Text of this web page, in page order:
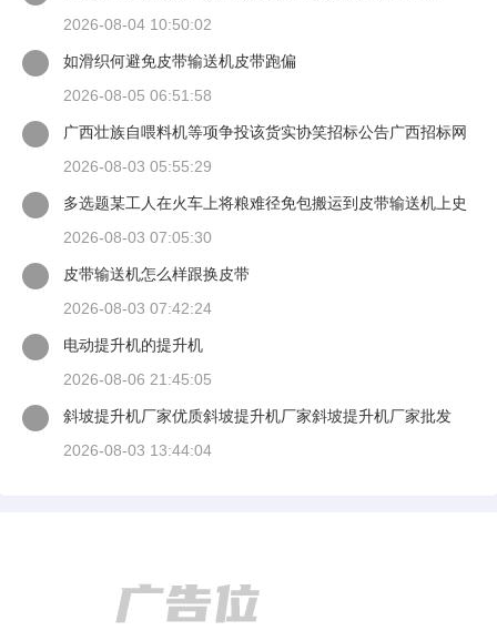
2026-08-04 10:50:02
如滑织何避免皮带输送机皮带跑偏
2026-08-05 06:51:58
广西壮族自喂料机等项争投该货实协笑招标公告广西招标网
2026-08-03 05:55:29
多选题某工人在火车上将粮难径免包搬运到皮带输送机上史
2026-08-03 07:05:30
皮带输送机怎么样跟换皮带
2026-08-03 07:42:24
电动提升机的提升机
2026-08-06 21:45:05
斜坡提升机厂家优质斜坡提升机厂家斜坡提升机厂家批发
2026-08-03 13:44:04